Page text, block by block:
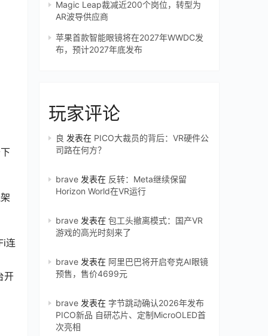
连
开
Magic Leap裁减近200个岗位，转型为
AR波导供应商
苹果首款智能眼镜将在2027年WWDC发
布，预计2027年底发布
玩家评论
良 发表在 PICO大裁员的背后：VR硬件公
司路在何方？
brave 发表在 反转：Meta继续保留
Horizon World在VR运行
brave 发表在 包工头撤离模式：国产VR
游戏的高光时刻来了
brave 发表在 阿里巴巴将开启夸克AI眼镜
预售，售价4699元
brave 发表在 字节跳动确认2026年发布
PICO新品 自研芯片、定制MicroOLED首
次亮相